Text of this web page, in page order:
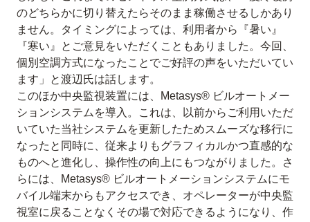
のどちらかに切り替えたらそのまま稼働させるしかあり
ません。タイミングによっては、利用者から『暑い』
『寒い』とご意見をいただくこともありました。今回、
個別空調方式になったことでご好評の声をいただいてい
ます」と渡辺氏は話します。
このほか中央監視装置には、Metasys® ビルオートメー
ションシステムを導入。これは、以前からご利用いただ
いていた当社システムを更新したためスムーズな移行に
なったと同時に、従来よりもグラフィカルかつ直感的な
ものへと進化し、操作性の向上にもつながりました。さ
らには、Metasys® ビルオートメーションシステムにモ
バイル端末からもアクセスでき、オペレーターが中央監
視室に戻ることなくその場で対応できるようになり、作